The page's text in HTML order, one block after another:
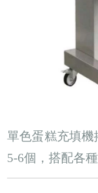
單色蛋糕充填機
5-6個，搭配各